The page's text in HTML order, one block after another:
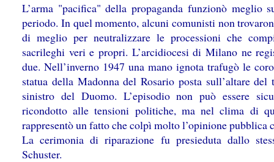
L’arma "pacifica" della propaganda funzionò meglio
periodo. In quel momento, alcuni comunisti non
di meglio per neutralizzare le processioni che
sacrileghi veri e propri. L’arcidiocesi di Milano ne
due. Nell’inverno 1947 una mano ignota trafugò le
statua della Madonna del Rosario posta sull’altare del
sinistro del Duomo. L’episodio non può essere
ricondotto alle tensioni politiche, ma nel clima di
rappresentò un fatto che colpì molto l’opinione pubblica
La cerimonia di riparazione fu presieduta dallo
Schuster.